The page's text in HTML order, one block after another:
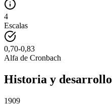
4
Escalas
0,70-0,83
Alfa de Cronbach
Historia y desarrollo
1909